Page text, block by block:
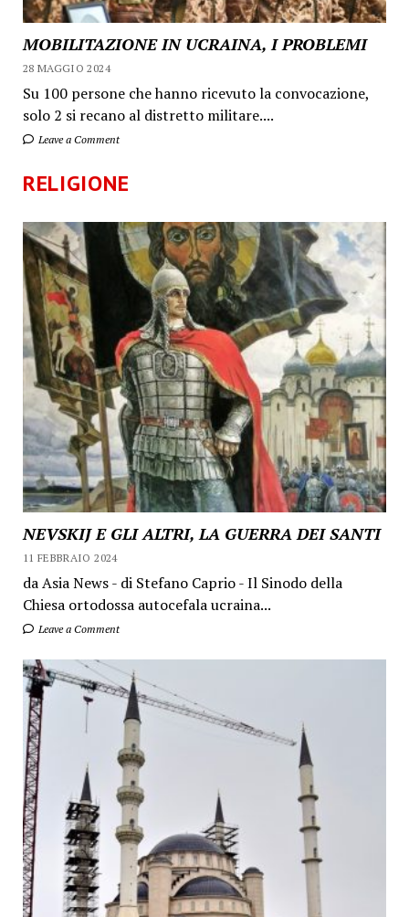
MOBILITAZIONE IN UCRAINA, I PROBLEMI
28 MAGGIO 2024
Su 100 persone che hanno ricevuto la convocazione,
solo 2 si recano al distretto militare....
Leave a Comment
RELIGIONE
NEVSKIJ E GLI ALTRI, LA GUERRA DEI SANTI
11 FEBBRAIO 2024
da Asia News - di Stefano Caprio - Il Sinodo della
Chiesa ortodossa autocefala ucraina...
Leave a Comment